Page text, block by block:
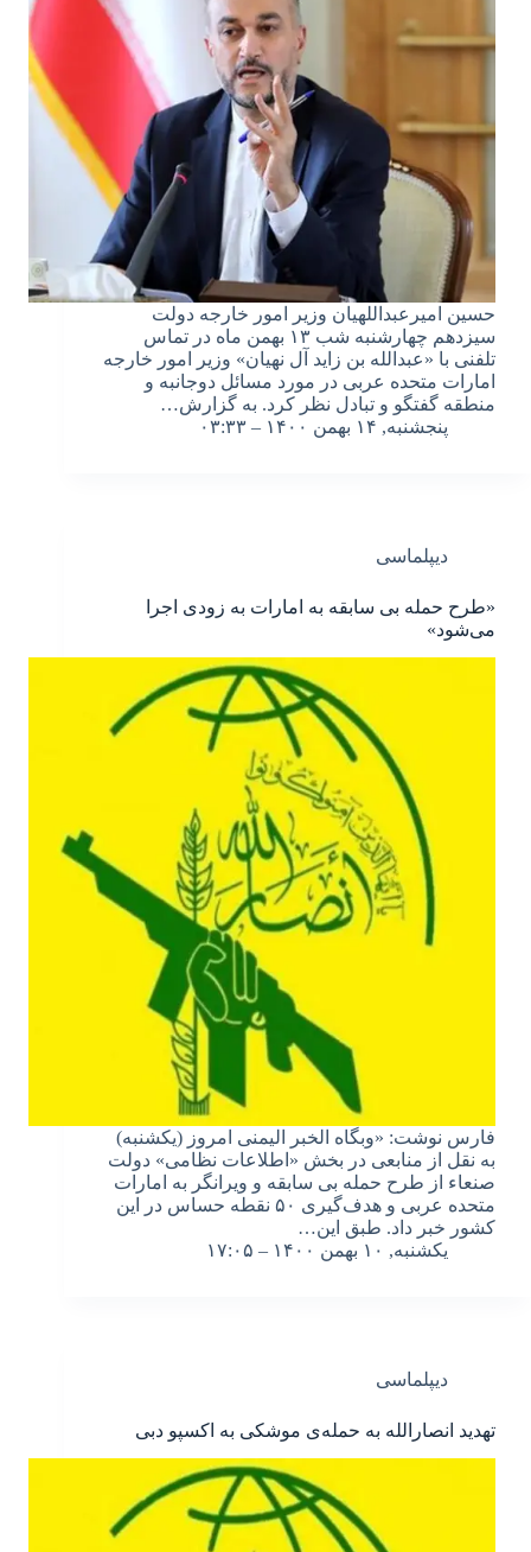
حسین امیرعبداللهیان وزیر امور خارجه دولت
سیزدهم چهارشنبه شب ۱۳ بهمن ماه در تماس
تلفنی با «عبدالله بن زاید آل نهیان» وزیر امور خارجه
امارات متحده عربی در مورد مسائل دوجانبه و
منطقه گفتگو و تبادل نظر کرد. به گزارش…
پنجشنبه, ۱۴ بهمن ۱۴۰۰ – ۰۳:۳۳
دیپلماسی
«طرح حمله بی سابقه به امارات به زودی اجرا
می‌شود»
فارس نوشت: «وبگاه الخبر الیمنی امروز (یکشنبه)
به نقل از منابعی در بخش «اطلاعات نظامی» دولت
صنعاء از طرح حمله بی سابقه و ویرانگر به امارات
متحده عربی و هدف‌گیری ۵۰ نقطه حساس در این
کشور خبر داد. طبق این…
یکشنبه, ۱۰ بهمن ۱۴۰۰ – ۱۷:۰۵
دیپلماسی
تهدید انصارالله به حمله‌ی موشکی به اکسپو دبی